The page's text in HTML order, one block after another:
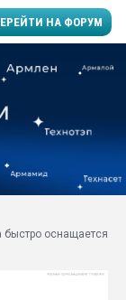
НА ФОРУМ
Вакуум-формовочные
28.07.2026
быстро оснащается